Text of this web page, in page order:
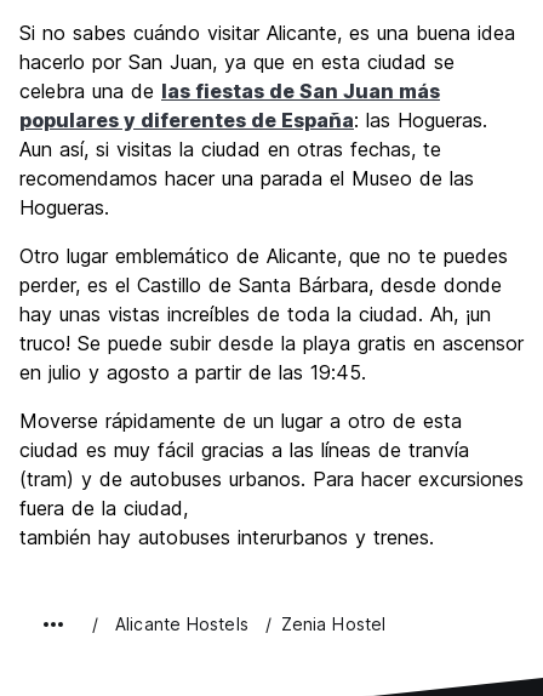
Si no sabes cuándo visitar Alicante, es una buena idea
hacerlo por San Juan, ya que en esta ciudad se
celebra una de las fiestas de San Juan más
populares y diferentes de España: las Hogueras.
Aun así, si visitas la ciudad en otras fechas, te
recomendamos hacer una parada el Museo de las
Hogueras.
Otro lugar emblemático de Alicante, que no te puedes
perder, es el Castillo de Santa Bárbara, desde donde
hay unas vistas increíbles de toda la ciudad. Ah, ¡un
truco! Se puede subir desde la playa gratis en ascensor
en julio y agosto a partir de las 19:45.
Moverse rápidamente de un lugar a otro de esta
ciudad es muy fácil gracias a las líneas de tranvía
(tram) y de autobuses urbanos. Para hacer excursiones
fuera de la ciudad,
también hay autobuses interurbanos y trenes.
Alicante Hostels Zenia Hostel